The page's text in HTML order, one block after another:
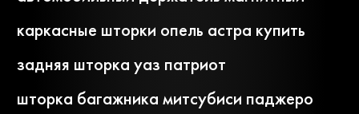
каркасные шторки опель астра купить
задняя шторка уаз патриот
шторка багажника митсубиси паджеро